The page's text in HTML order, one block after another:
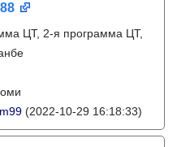
ЦТ, 2-я программа ЦТ,
(2022-10-29 16:18:33)